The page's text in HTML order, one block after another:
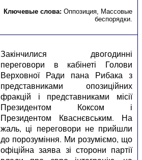
Ключевые слова: Оппозиция
Массовые
беспорядки
Закінчилися двогодинні
переговори в кабінеті Голови
Верховної Ради пана Рибака з
представниками опозиційних
фракцій і представниками місії
Президентом Коксом і
Президентом Кваснєвським. На
жаль, ці переговори не прийшли
до порозуміння. Ми розуміємо, що
офіційна заява зі сторони партії